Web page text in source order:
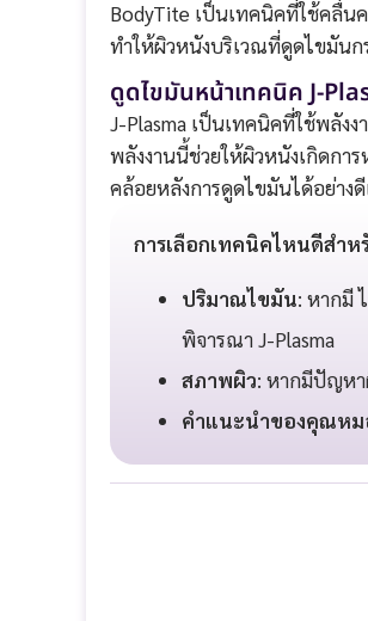
BodyTite เป็นเทคนิคที่ใช้คลื่น
ทำให้ผิวหนังบริเวณที่ดูดไขมัน
ดูดไขมันหน้าเทคนิค J-
J-Plasma เป็นเทคนิคที่ใช้พลัง
พลังงานนี้ช่วยให้ผิวหนังเกิดก
คล้อยหลังการดูดไขมันได้อย่างดี
การเลือกเทคนิคไหนดีสำ
ปริมาณไขมัน: หากมี
พิจารณา J-Plasma
สภาพผิว: หากมีปัญหา
คำแนะนำของคุณหม